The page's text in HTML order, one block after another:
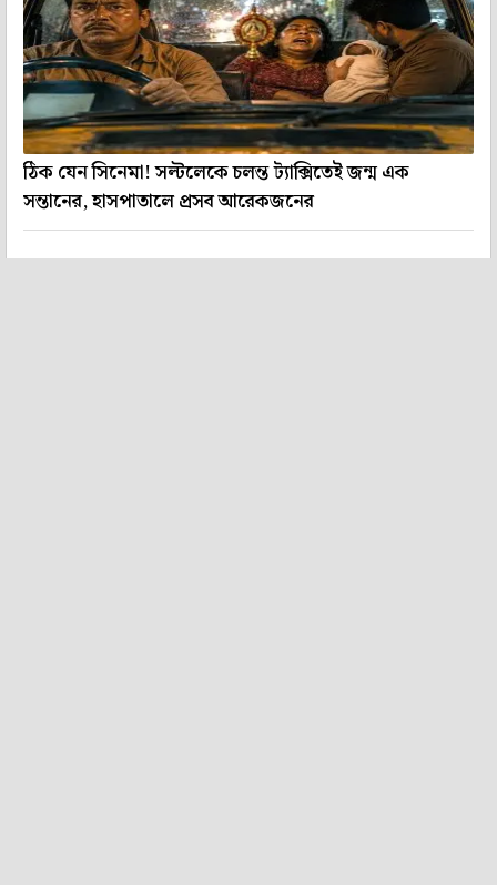
ঠিক যেন সিনেমা! সল্টলেকে চলন্ত ট্যাক্সিতেই জন্ম এক
সন্তানের, হাসপাতালে প্রসব আরেকজনের